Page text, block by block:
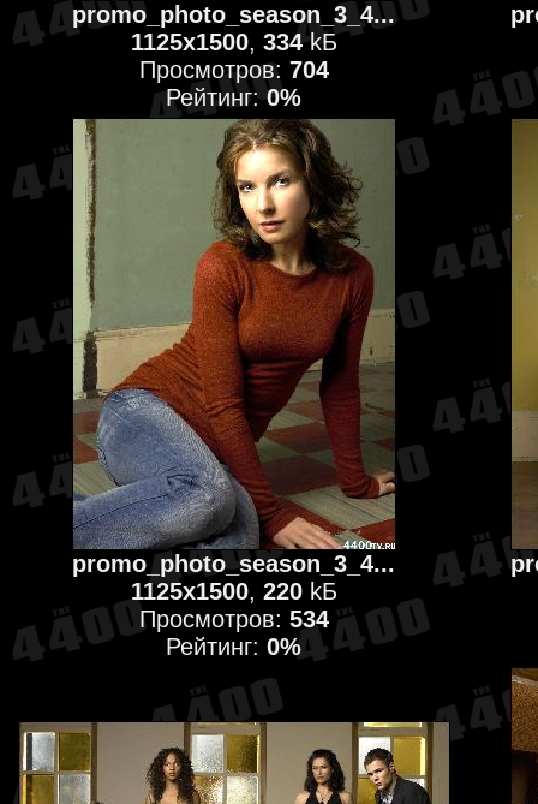
promo_photo_season_3_4...
1125x1500, 334kБ
Просмотров: 704
Рейтинг:0%
promo_photo_season_3_4...
1125x1500, 220 kБ
Просмотров: 534
Рейтинг:0%